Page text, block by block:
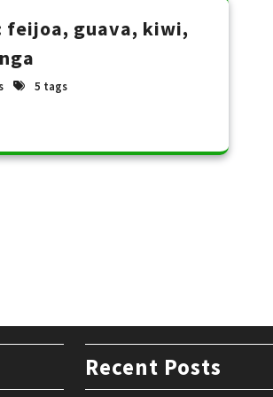
feijoa, guava, kiwi,
5 tags
Recent Posts